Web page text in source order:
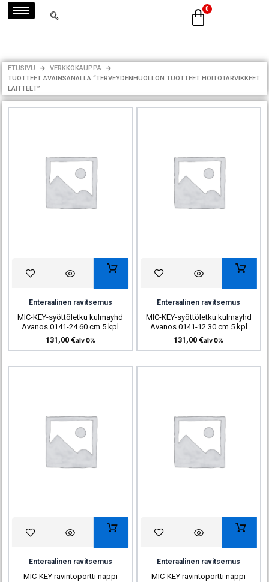
Siirry
sisältöön
ETUSIVU
VERKKOKAUPPA
TUOTTEET AVAINSANALLA “TERVEYDENHUOLLON TUOTTEET HOITOTARVIKKEET
LAITTEET”
Enteraalinen ravitsemus
MIC-KEY-syöttöletku kulmayhd
Avanos 0141-24 60 cm 5 kpl
131,00 €alv 0%
Enteraalinen ravitsemus
MIC-KEY-syöttöletku kulmayhd
Avanos 0141-12 30 cm 5 kpl
131,00 €alv 0%
Enteraalinen ravitsemus
MIC-KEY ravintoportti nappi
Enteraalinen ravitsemus
MIC-KEY ravintoportti nappi